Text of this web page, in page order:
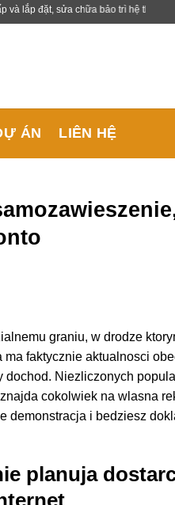
chữa bảo trì hệ thống lạnh công
ÁN LIÊN HỆ
graniu, w drodze
faktycznie aktualnosci
Niezliczonych
cokolwiek na wlasna
demonstracja i bedziesz
planuja